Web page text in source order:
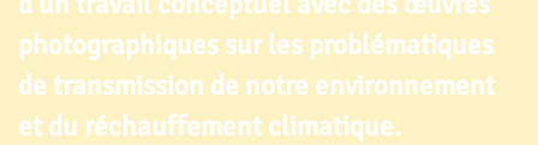
photographiques sur les problématiques
de transmission de notre environnement
et du réchauffement climatique.